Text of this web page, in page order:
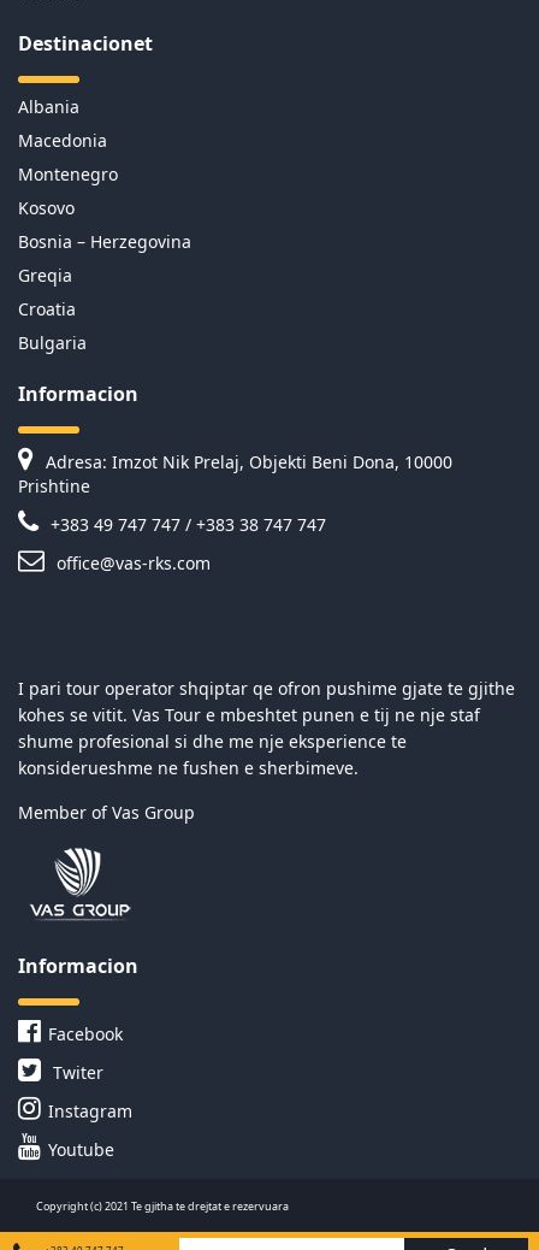
Destinacionet
Albania
Macedonia
Montenegro
Kosovo
Bosnia – Herzegovina
Greqia
Croatia
Bulgaria
Informacion
Adresa: Imzot Nik Prelaj, Objekti Beni Dona, 10000
Prishtine
+383 49 747 747 / +383 38 747 747
office@vas-rks.com
I pari tour operator shqiptar qe ofron pushime gjate te gjithe
kohes se vitit. Vas Tour e mbeshtet punen e tij ne nje staf
shume profesional si dhe me nje eksperience te
konsiderueshme ne fushen e sherbimeve.
Member of Vas Group
Informacion
Facebook
Twiter
Instagram
Youtube
Copyright (c) 2021 Te gjitha te drejtat e rezervuara